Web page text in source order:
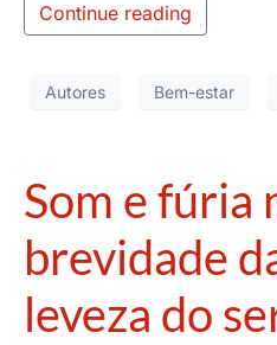
Continue reading
Autores Bem-estar
Som e fúria
brevidade
leveza do